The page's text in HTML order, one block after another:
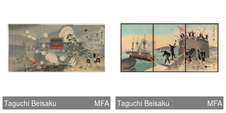
Taguchi Beisaku MFA Taguchi Beisaku MFA